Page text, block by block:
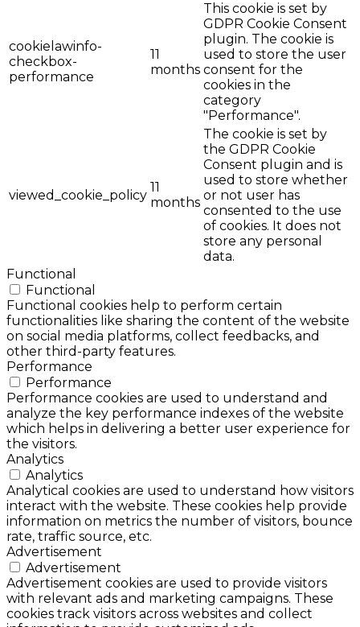
cookielawinfo-
checkbox-
performance
11
months
This cookie is set by
GDPR Cookie Consent
plugin. The cookie is
used to store the user
consent for the
cookies in the
category
"Performance".
viewed_cookie_policy
11
months
The cookie is set by
the GDPR Cookie
Consent plugin and is
used to store whether
or not user has
consented to the use
of cookies. It does not
store any personal
data.
Functional
Functional
Functional cookies help to perform certain
functionalities like sharing the content of the website
on social media platforms, collect feedbacks, and
other third-party features.
Performance
Performance
Performance cookies are used to understand and
analyze the key performance indexes of the website
which helps in delivering a better user experience for
the visitors.
Analytics
Analytics
Analytical cookies are used to understand how visitors
interact with the website. These cookies help provide
information on metrics the number of visitors, bounce
rate, traffic source, etc.
Advertisement
Advertisement
Advertisement cookies are used to provide visitors
with relevant ads and marketing campaigns. These
cookies track visitors across websites and collect